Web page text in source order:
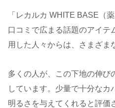
「レカルカ WHITE BASE（
口コミで広まる話題のアイテ
用した人々からは、さまざま
多くの人が、この下地の伸び
しています。少量で十分なカ
明るさを与えてくれると評価